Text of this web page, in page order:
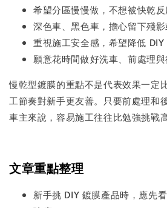
希望分區慢慢做，不想被快乾反
深色車、黑色車，擔心留下殘影
重視施工安全感，希望降低 DIY
願意花時間做好洗車、前處理與
慢乾型鍍膜的重點不是代表效果一定
工節奏對新手更友善。只要前處理和
車主來說，容易施工往往比勉強挑戰
文章重點整理
新手挑 DIY 鍍膜產品時，應先